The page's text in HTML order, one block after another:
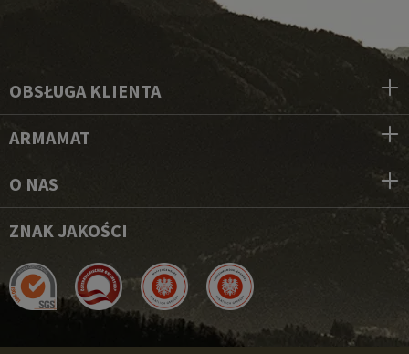
OBSŁUGA KLIENTA
ARMAMAT
O NAS
ZNAK JAKOŚCI